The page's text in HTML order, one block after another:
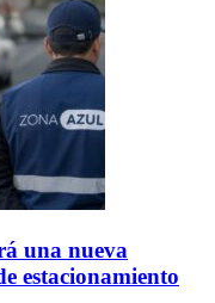
una nueva
estacionamiento